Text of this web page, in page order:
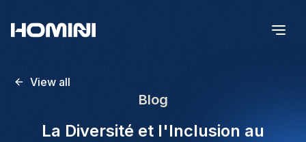
View all
Blog
La Diversité et l'Inclusion au